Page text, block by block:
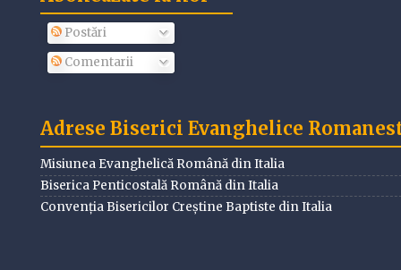
Postări
Comentarii
Adrese Biserici Evanghelice
Misiunea Evanghelică Română din Italia
Biserica Penticostală Română din Italia
Convenția Bisericilor Creștine Baptiste din Italia